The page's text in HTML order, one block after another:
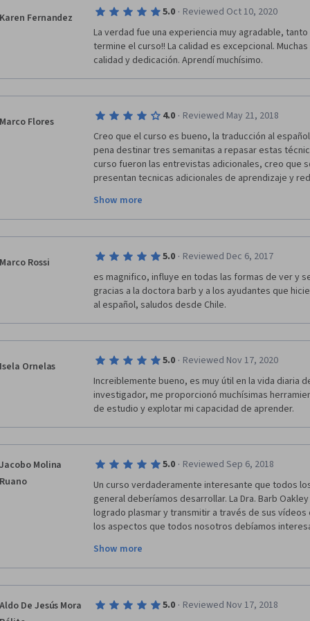
o   Having a Plan B to overtake bad habits, and
our minds do not want to do what we need to do
what we are trying to learn.
o   Understand that the pain we feel when we
know we need to do but we do not want to, is
sensation will disappear when we begin to do it.
o   The more you delay the things you need to do,
become.
-       The importance of using metaphors and
concepts or ideas. The more visual, likely the best.
again something that you already know, but maybe
a deep way.
-       The importance of study in a large period of
day the material you need to memorise, and
concepts, more time you will leave between every
topic, ideas, subject or material.
-       Create a task list:
o   Write on it: your goals, and what works for you,
these goals.
o   This list will save working memory energy (you
“oh, what I need to do?” “Am I forgetting something
of questions that make you tired and lose your
-       You can improve your learning process if you
with partners that are achieving the same goals of
to:
o   Start on time the study sessions.
o   Prepare the material before the session.
Karen Fernandez 5.0 · Reviewed Oct 10, 2020
La verdad fue una experiencia muy agradable,
termine el curso!! La calidad es excepcional.
calidad y dedicación. Aprendí muchísimo.
Marco Flores 4.0 · Reviewed May 21, 2018
Creo que el curso es bueno, la traducción al
pena destinar tres semanitas a repasar estas
curso fueron las entrevistas adicionales, creo que
presentan tecnicas adicionales de aprendizaje y
coursera me permita volver al curso ya que por el
aprender y aplicar estas técnicas. creo que lo que
las técnicas.
Show more
Marco Rossi 5.0 · Reviewed Dec 6, 2017
es magnifico, influye en todas las formas de ver y
gracias a la doctora barb y a los ayudantes que
al español, saludos desde Chile.
Isela Ornelas 5.0 · Reviewed Nov 17, 2020
Increiblemente bueno, es muy útil en la vida diaria
investigador, me proporcionó muchísimas
de estudio y explotar mi capacidad de aprender.
Jacobo Molina
Ruano
5.0 · Reviewed Sep 6, 2018
Un curso verdaderamente interesante que todos
general deberíamos desarrollar. La Dra. Barb
logrado plasmar y transmitir a través de sus vídeos
los aspectos que todos nosotros debíamos
Nos permite comprender cómo funciona nuestro
consejos y temas que abordan para saber qué es
Show more
Aldo De Jesús Mora
5.0 · Reviewed Nov 17, 2018